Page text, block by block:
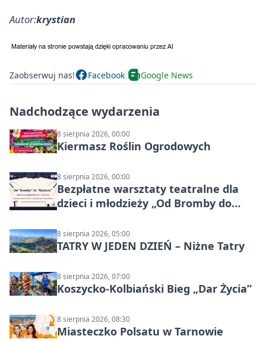
Autor:krystian
Zaobserwuj nas! Facebook Google News
Nadchodzące wydarzenia
8 sierpnia 2026, 00:00
Kiermasz Roślin Ogrodowych
8 sierpnia 2026, 00:00
Bezpłatne warsztaty teatralne dla
dzieci i młodzieży „Od Bromby do
8 sierpnia 2026, 05:00
TATRY W JEDEN DZIEŃ – Niżne Tatry
8 sierpnia 2026, 07:00
Koszycko-Kolbiański Bieg „Dar Życia”
8 sierpnia 2026, 08:30
Miasteczko Polsatu w Tarnowie